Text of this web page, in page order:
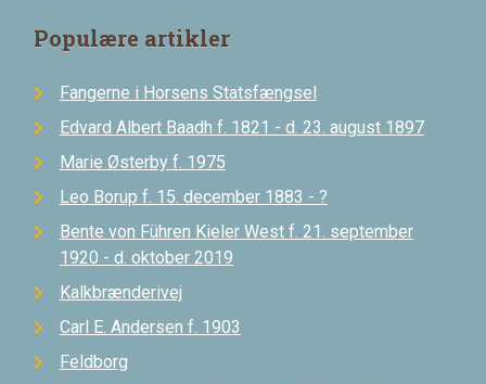
Populære artikler
Fangerne i Horsens Statsfængsel
Edvard Albert Baadh f. 1821 - d. 23. august 1897
Marie Østerby f. 1975
Leo Borup f. 15. december 1883 - ?
Bente von Führen Kieler West f. 21. september
1920 - d. oktober 2019
Kalkbrænderivej
Carl E. Andersen f. 1903
Feldborg